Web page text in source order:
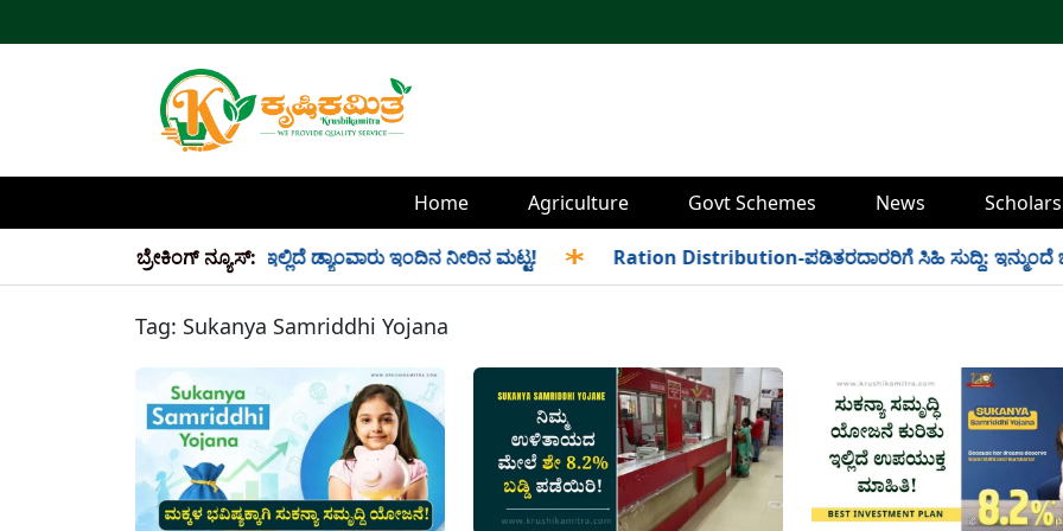
Home Agriculture Govt Schemes News
ಬ್ರೇಕಿಂಗ್ ನ್ಯೂಸ್:
34 TMC ನೀರು ಸಂಗ್ರಹ! ಇಲ್ಲಿದೆ ಡ್ಯಾಂವಾರು ಇಂದಿನ ನೀರಿನ ಮಟ್ಟ! ✱ Ration Distribution-ಪಡಿತರದಾರರಿಗೆ ಸಿಹಿ ಸುದ್ದಿ: ಇನ್ಮುಂದೆ
Tag: Sukanya Samriddhi Yojana